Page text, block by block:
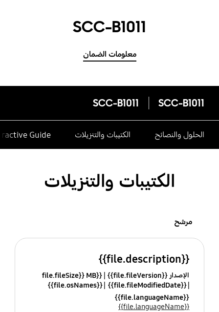
SCC-B1011
معلومات الضمان
SCC-B1011
SCC-B1011
الحلول والنصائح الكتيبات والتنزيلات Guide
الكتيبات والتنزيلات
مرشح
{{file.description}}
الإصدار {{file.fileVersion}}
{{file.fileSize}} MB
{{file.fileModifiedDate}}
{{file.osNames}}
{{file.languageName}}
{{file.languageName}}